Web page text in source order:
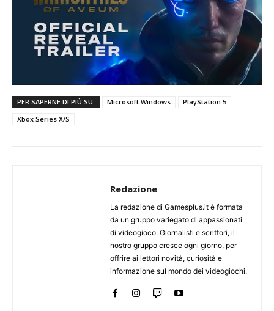
PER SAPERNE DI PIÙ SU: Microsoft Windows
PlayStation 5
Xbox Series X/S
Redazione
La redazione di Gamesplus.it è formata
da un gruppo variegato di appassionati
di videogioco. Giornalisti e scrittori, il
nostro gruppo cresce ogni giorno, per
offrire ai lettori novità, curiosità e
informazione sul mondo dei videogiochi.